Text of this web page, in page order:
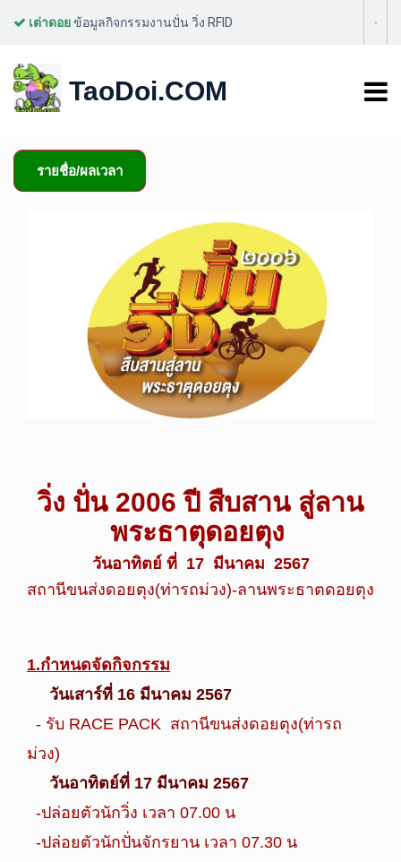
-
เต่าดอยข้อมูลกิจกรรมงานปั่น วิ่ง RFID
TaoDoi.COM
วิ่ง ปั่น 2006 ปี สืบสาน สู่ลาน
พระธาตุดอยตุง
รายชื่อ/ผลเวลา
วิ่ง ปั่น 2006 ปี สืบสาน สู่ลาน
พระธาตุดอยตุง
วันอาทิตย์ ที่ 17 มีนาคม 2567
สถานีขนส่งดอยตุง(ท่ารถม่วง)-ลานพระธาตดอยตุง
1.กำหนดจัดกิจกรรม
วันเสาร์ที่ 16 มีนาคม 2567
- รับ RACE PACK สถานีขนส่งดอยตุง(ท่ารถ
ม่วง)
วันอาทิตย์ที่ 17 มีนาคม 2567
-ปล่อยตัวนักวิ่ง เวลา 07.00 น
-ปล่อยตัวนักปั่นจักรยาน เวลา 07.30 น